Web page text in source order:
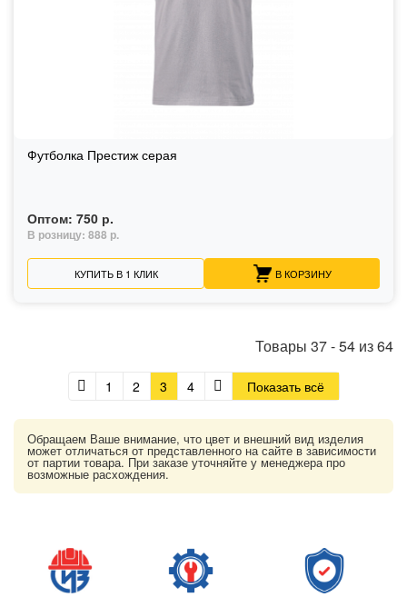
Футболка Престиж серая
Оптом: 750 р.
В розницу: 888 р.
КУПИТЬ В 1 КЛИК В КОРЗИНУ
Товары 37-54 из64
1 2 3 4 Показать всё
Обращаем Ваше внимание, что цвет и внешний вид изделия
может отличаться от представленного на сайте в зависимости
от партии товара. При заказе уточняйте у менеджера про
возможные расхождения.